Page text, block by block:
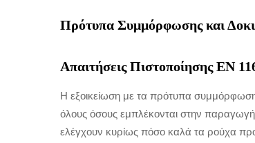
Πρότυπα Συμμόρφωσης και
Απαιτήσεις Πιστοποίησης EN
Η εξοικείωση με τα πρότυπα
όλους όσους εμπλέκονται στην
ελέγχουν κυρίως πόσο καλά τα ρούχα